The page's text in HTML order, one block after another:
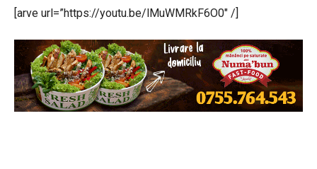
[arve url=”https://youtu.be/lMuWMRkF6O0″ /]